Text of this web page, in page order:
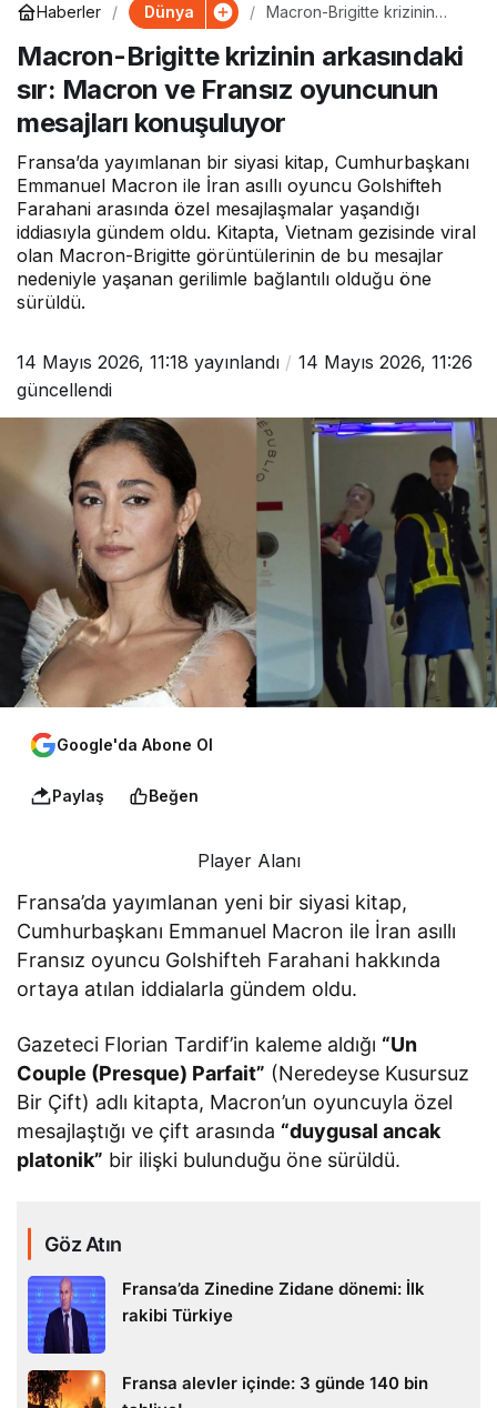
Haberler Dünya
Macron-Brigitte krizinin
Fransız oyuncunun
mesajları konuşuluyor
Macron-Brigitte krizinin arkasındaki
sır: Macron ve Fransız oyuncunun
mesajları konuşuluyor
Fransa’da yayımlanan bir siyasi kitap, Cumhurbaşkanı
Emmanuel Macron ile İran asıllı oyuncu Golshifteh
Farahani arasında özel mesajlaşmalar yaşandığı
iddiasıyla gündem oldu. Kitapta, Vietnam gezisinde viral
olan Macron-Brigitte görüntülerinin de bu mesajlar
nedeniyle yaşanan gerilimle bağlantılı olduğu öne
sürüldü.
14 Mayıs 2026, 11:18 yayınlandı
14 Mayıs 2026, 11:26
güncellendi
Google'da Abone Ol
Paylaş Beğen
Player Alanı
Fransa’da yayımlanan yeni bir siyasi kitap,
Cumhurbaşkanı Emmanuel Macron ile İran asıllı
Fransız oyuncu Golshifteh Farahani hakkında
ortaya atılan iddialarla gündem oldu.
Gazeteci Florian Tardif’in kaleme aldığı “Un
Couple (Presque) Parfait” (Neredeyse Kusursuz
Bir Çift) adlı kitapta, Macron’un oyuncuyla özel
mesajlaştığı ve çift arasında “duygusal ancak
platonik” bir ilişki bulunduğu öne sürüldü.
Göz Atın
Fransa’da Zinedine Zidane dönemi: İlk
rakibi Türkiye
Fransa alevler içinde: 3 günde 140 bin